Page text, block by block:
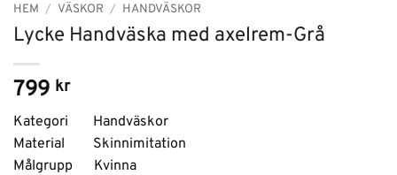
HEM / VÄSKOR / HANDVÄSKOR
Lycke Handväska med axelrem-Grå
799 kr
Kategori Handväskor
Material Skinnimitation
Målgrupp Kvinna